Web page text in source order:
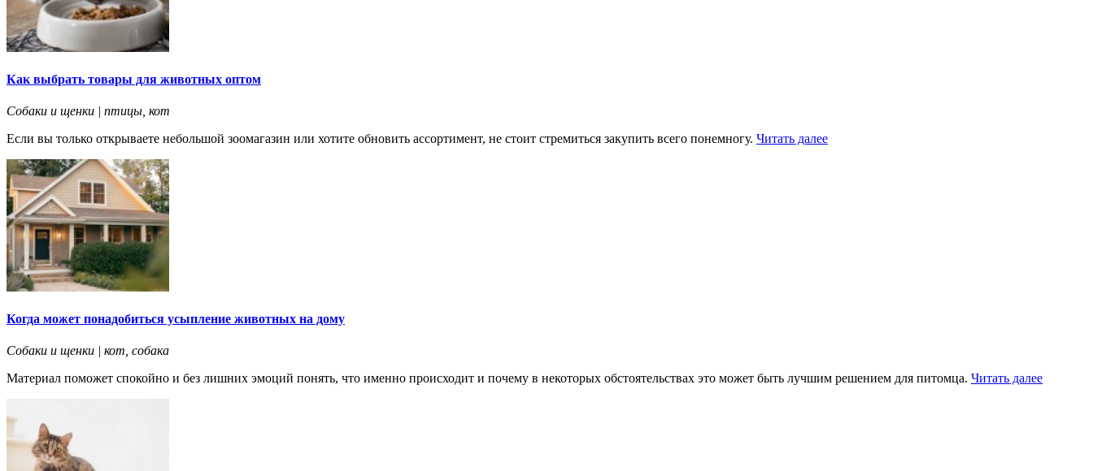
Как выбрать товары для животных оптом
Собаки и щенки | птицы, кот
Если вы только открываете небольшой зоомагазин или хотите обновить ассортимент, не стоит стремиться закупить всего понемногу. Читать далее
Когда может понадобиться усыпление животных на дому
Собаки и щенки | кот, собака
Материал поможет спокойно и без лишних эмоций понять, что именно происходит и почему в некоторых обстоятельствах это может быть лучшим решением для питомца. Читать далее